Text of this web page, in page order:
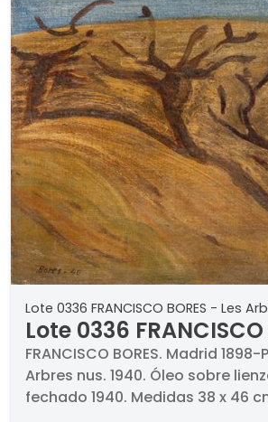
Lote 0336 FRANCISCO BORES - Les
Lote 0336 FRANCISCO
Les Arbres nus
FRANCISCO BORES. Madrid 1898-
Arbres nus. 1940. Óleo sobre
fechado 1940. Medidas 38 x 46